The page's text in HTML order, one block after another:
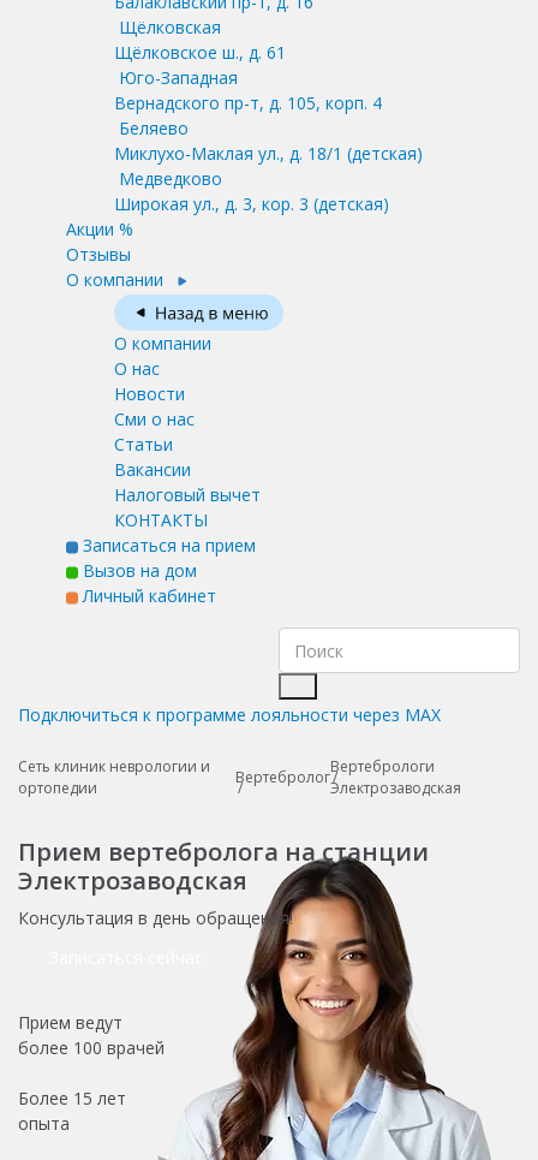
Щёлковская
Щёлковское ш., д. 61
Юго-Западная
Вернадского пр-т, д. 105, корп. 4
Беляево
Миклухо-Маклая ул., д. 18/1 (детская)
Медведково
Широкая ул., д. 3, кор. 3 (детская)
Акции %
Отзывы
О компании
О компании
О нас
Новости
Сми о нас
Статьи
Вакансии
Налоговый вычет
КОНТАКТЫ
Записаться на прием
Вызов на дом
Личный кабинет
Подключиться к программе лояльности через MAX
Сеть клиник неврологии и
ортопедии
Вертебролог
Вертебрологи
Электрозаводская
Прием вертебролога на станции
Электрозаводская
Консультация в день обращения!
Прием ведут
более 100 врачей
Более 15 лет
опыта